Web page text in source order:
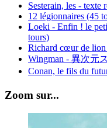
Sesterain, les - texte
12 légionnaires (45
Loeki - Enfin ! le
tours)
Richard cœur de lion
Wingman - 異次元
Conan, le fils du
Zoom sur...